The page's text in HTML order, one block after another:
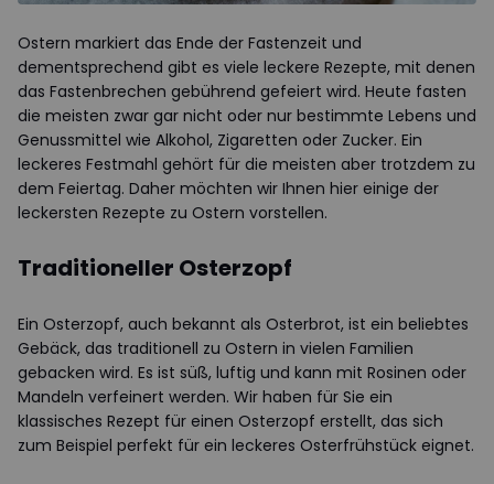
Ostern markiert das Ende der Fastenzeit und
dementsprechend gibt es viele leckere Rezepte, mit denen
das Fastenbrechen gebührend gefeiert wird. Heute fasten
die meisten zwar gar nicht oder nur bestimmte Lebens und
Genussmittel wie Alkohol, Zigaretten oder Zucker. Ein
leckeres Festmahl gehört für die meisten aber trotzdem zu
dem Feiertag. Daher möchten wir Ihnen hier einige der
leckersten Rezepte zu Ostern vorstellen.
Traditioneller Osterzopf
Ein Osterzopf, auch bekannt als Osterbrot, ist ein beliebtes
Gebäck, das traditionell zu Ostern in vielen Familien
gebacken wird. Es ist süß, luftig und kann mit Rosinen oder
Mandeln verfeinert werden. Wir haben für Sie ein
klassisches Rezept für einen Osterzopf erstellt, das sich
zum Beispiel perfekt für ein leckeres Osterfrühstück eignet.